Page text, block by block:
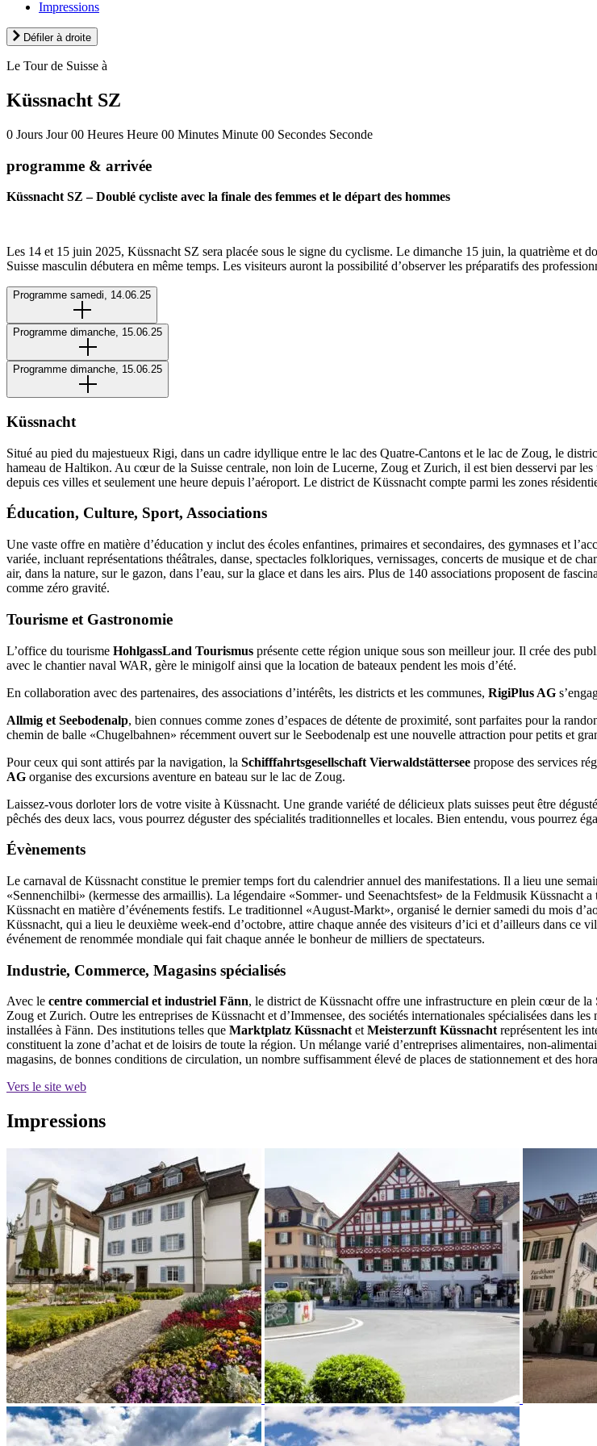
Impressions
Défiler à droite
Le Tour de Suisse à
Küssnacht SZ
0 Jours Jour 00 Heures Heure 00 Minutes Minute 00 Secondes Seconde
programme & arrivée
Küssnacht SZ – Doublé cycliste avec la finale des femmes et le départ des hommes
Les 14 et 15 juin 2025, Küssnacht SZ sera placée sous le signe du cyclisme. Le dimanche 15 juin, la quatrième et
Suisse masculin débutera en même temps. Les visiteurs auront la possibilité d’observer les préparatifs des
Programme samedi, 14.06.25
Programme dimanche, 15.06.25
Programme dimanche, 15.06.25
Küssnacht
Situé au pied du majestueux Rigi, dans un cadre idyllique entre le lac des Quatre-Cantons et le lac de Zoug, le
hameau de Haltikon. Au cœur de la Suisse centrale, non loin de Lucerne, Zoug et Zurich, il est bien desservi par
depuis ces villes et seulement une heure depuis l’aéroport. Le district de Küssnacht compte parmi les zones
Éducation, Culture, Sport, Associations
Une vaste offre en matière d’éducation y inclut des écoles enfantines, primaires et secondaires, des gymnases et
variée, incluant représentations théâtrales, danse, spectacles folkloriques, vernissages, concerts de musique et de
air, dans la nature, sur le gazon, dans l’eau, sur la glace et dans les airs. Plus de 140 associations proposent de
comme zéro gravité.
Tourisme et Gastronomie
L’office du tourisme HohlgassLand Tourismus présente cette région unique sous son meilleur jour. Il crée des
avec le chantier naval WAR, gère le minigolf ainsi que la location de bateaux pendent les mois d’été.
En collaboration avec des partenaires, des associations d’intérêts, les districts et les communes, RigiPlus AG
Allmig et Seebodenalp, bien connues comme zones d’espaces de détente de proximité, sont parfaites pour la
chemin de balle «Chugelbahnen» récemment ouvert sur le Seebodenalp est une nouvelle attraction pour petits et
Pour ceux qui sont attirés par la navigation, la Schifffahrtsgesellschaft Vierwaldstättersee propose des services
AG organise des excursions aventure en bateau sur le lac de Zoug.
Laissez-vous dorloter lors de votre visite à Küssnacht. Une grande variété de délicieux plats suisses peut être
pêchés des deux lacs, vous pourrez déguster des spécialités traditionnelles et locales. Bien entendu, vous pourrez
Évènements
Le carnaval de Küssnacht constitue le premier temps fort du calendrier annuel des manifestations. Il a lieu une
«Sennenchilbi» (kermesse des armaillis). La légendaire «Sommer- und Seenachtsfest» de la Feldmusik
Küssnacht en matière d’événements festifs. Le traditionnel «August-Markt», organisé le dernier samedi du mois
Küssnacht, qui a lieu le deuxième week-end d’octobre, attire chaque année des visiteurs d’ici et d’ailleurs dans
événement de renommée mondiale qui fait chaque année le bonheur de milliers de spectateurs.
Industrie, Commerce, Magasins spécialisés
Avec le centre commercial et industriel Fänn, le district de Küssnacht offre une infrastructure en plein cœur de
Zoug et Zurich. Outre les entreprises de Küssnacht et d’Immensee, des sociétés internationales spécialisées dans
installées à Fänn. Des institutions telles que Marktplatz KüssnachtetMeisterzunft Küssnachtreprésentent les
constituent la zone d’achat et de loisirs de toute la région. Un mélange varié d’entreprises alimentaires, non-
magasins, de bonnes conditions de circulation, un nombre suffisamment élevé de places de stationnement et des
Vers le site web
Impressions